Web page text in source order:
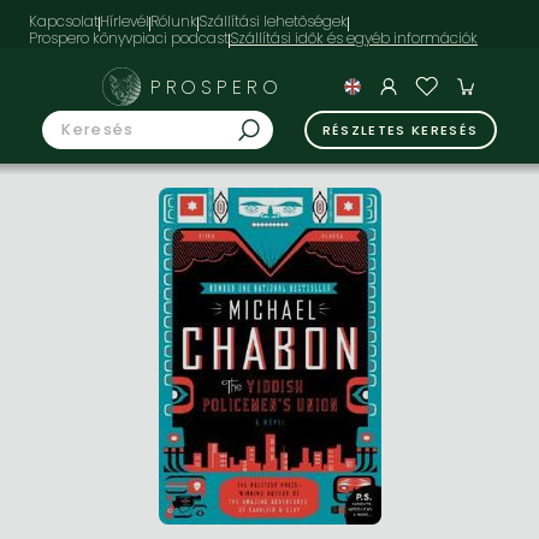
KapcsolatHírlevélRólunkSzállítási lehetőségek
Prospero könyvpiaci podcast
PROSPERO
RÉSZLETES KERESÉS